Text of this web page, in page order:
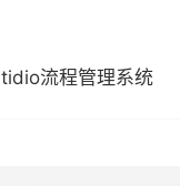
tidio流程管理系统